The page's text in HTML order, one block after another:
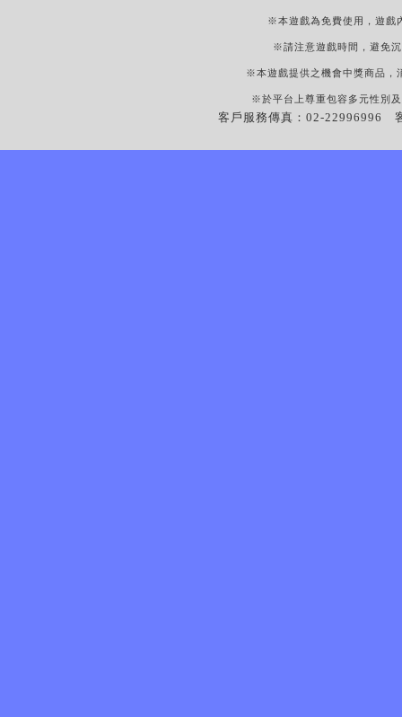
※本遊戲為免費使用，遊戲
※請注意遊戲時間，避免
※本遊戲提供之機會中獎商品，
※於平台上尊重包容多元性別
客戶服務傳真：02-22996996